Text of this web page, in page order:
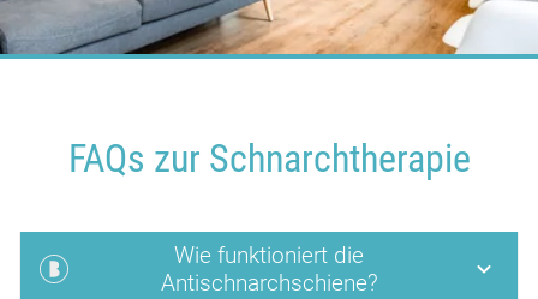
FAQs zur Schnarchtherapie
Wie funktioniert die
Antischnarchschiene?